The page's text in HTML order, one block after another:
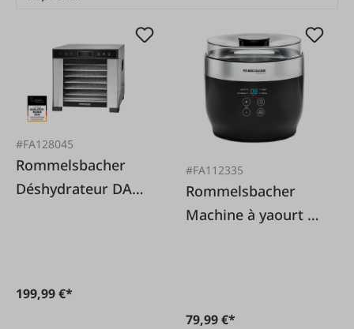
#FA128045
Rommelsbacher
Déshydrateur DA
199,99 €*
#FA112335
Rommelsbacher
Machine à yaourt et
79,99 €*